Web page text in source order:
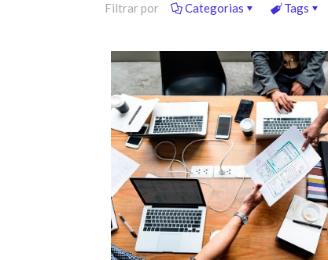
Filtrar por Categorias Tags